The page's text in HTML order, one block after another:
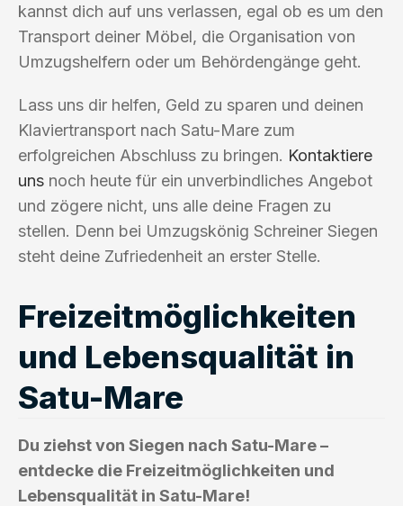
kannst dich auf uns verlassen, egal ob es um den
Transport deiner Möbel, die Organisation von
Umzugshelfern oder um Behördengänge geht.
Lass uns dir helfen, Geld zu sparen und deinen
Klaviertransport nach Satu-Mare zum
erfolgreichen Abschluss zu bringen. Kontaktiere
uns noch heute für ein unverbindliches Angebot
und zögere nicht, uns alle deine Fragen zu
stellen. Denn bei Umzugskönig Schreiner Siegen
steht deine Zufriedenheit an erster Stelle.
Freizeitmöglichkeiten
und Lebensqualität in
Satu-Mare
Du ziehst von Siegen nach Satu-Mare –
entdecke die Freizeitmöglichkeiten und
Lebensqualität in Satu-Mare!